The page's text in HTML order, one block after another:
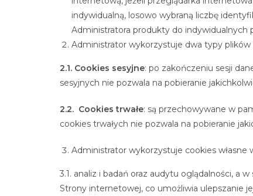
indywidualną, losowo wybraną liczbę
Administratora produkty do
Administrator wykorzystuje dwa typy plików
2.1. Cookies sesyjne: po zakończeniu sesji
sesyjnych nie pozwala na pobieranie
2.2. Cookies trwałe: są przechowywane w
cookies trwałych nie pozwala na pobieranie
Administrator wykorzystuje cookies własne
3.1. analiz i badań oraz audytu oglądalności,
Strony internetowej, co umożliwia ulepszanie